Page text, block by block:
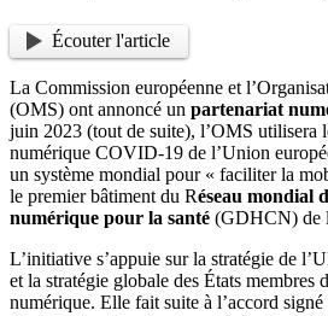
Écouter l'article
La Commission européenne et
(OMS) ont annoncé un partenariat
juin 2023 (tout de suite), l’OMS utilisera
numérique COVID-19 de l’Union
un système mondial pour « faciliter la
le premier bâtiment du Réseau mondial
numérique pour la santé (GDHCN) de
L’initiative s’appuie sur la stratégie de
et la stratégie globale des États membres
numérique. Elle fait suite à l’accord